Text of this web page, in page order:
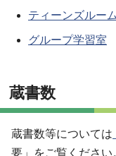
ティーンズルーム
グループ学習室
蔵書数
蔵書数等については
要」をご覧ください